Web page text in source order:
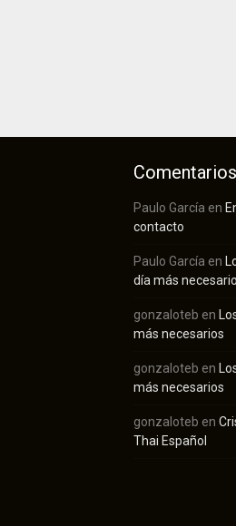
Paulo García en
contacto
Paulo García en
día más
gonzaloteb en
más necesarios
gonzaloteb en
más necesarios
gonzaloteb en
Thai Español